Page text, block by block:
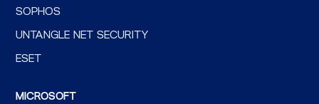
SOPHOS
UNTANGLE NET SECURITY
ESET
MICROSOFT